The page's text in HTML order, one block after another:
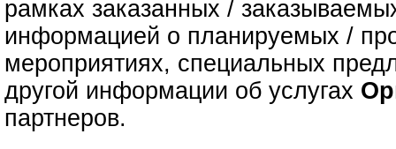
рамках заказанных /
информацией о планируемых /
мероприятиях, специальных
другой информации об услугах
партнеров.